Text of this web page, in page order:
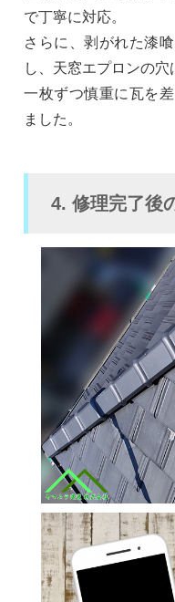
で丁寧に対応。
さらに、剥がれた漆
し、天窓エプロンの穴
一枚ずつ慎重に瓦を
ました。
4. 修理完了後